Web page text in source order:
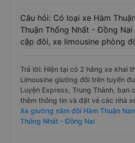
Câu hỏi: Có loại xe Hàm
Thuận Thống Nhất - Đồng Nai
cặp đôi, xe limousine phòng
Trả lời: Hiện tại có 2 hãng xe khai
Limousine giường đôi trên tuyến
Luyện Express, Trung Thành, bạn
thêm thông tin và đặt vé các nhà
Xe giường nằm đôi Hàm Thuận
Thống Nhất - Đồng Nai